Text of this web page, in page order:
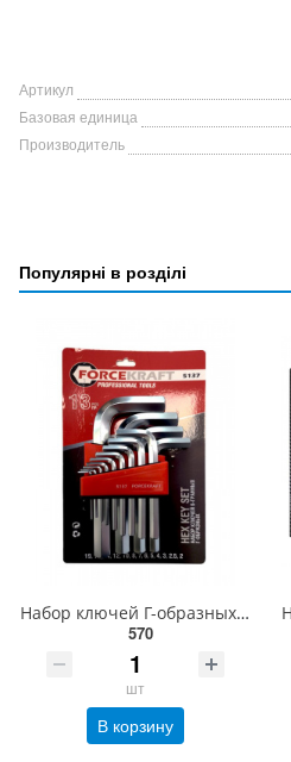
Артикул
Базовая единица
Производитель
Популярні в розділі
Набор ключей Г-образных 6-гранных, 13 предметов (2, 2.5, 3-8, 10, 12, 14, 17, 19мм), в блистере FORC
570
шт
В корзину